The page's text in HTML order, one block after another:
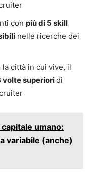
con più di 5 skill
nelle ricerche dei
la città in cui vive, il
volte superioridi
umano:
variabile (anche)